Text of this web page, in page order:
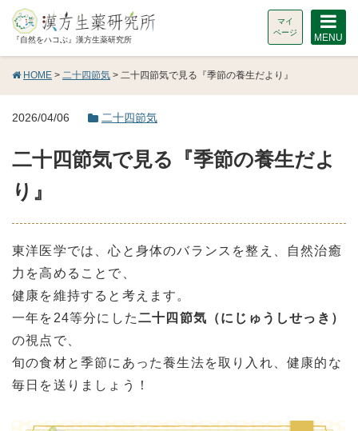
『自然をハコぶ』漢方生薬研究所
マイ
ページ
MENU
HOME > 二十四節気 > 二十四節気で見る『季節の養生だより』
2026/04/06 二十四節気
二十四節気で見る『季節の養生だよ
り』
東洋医学では、心と身体のバランスを整え、自然治癒
力を高めることで、
健康を維持すると考えます。
一年を24等分にした二十四節気（にじゅうしせっき）
の視点で、
旬の食材と季節にあった養生法を取り入れ、健康的な
毎日を送りましょう！